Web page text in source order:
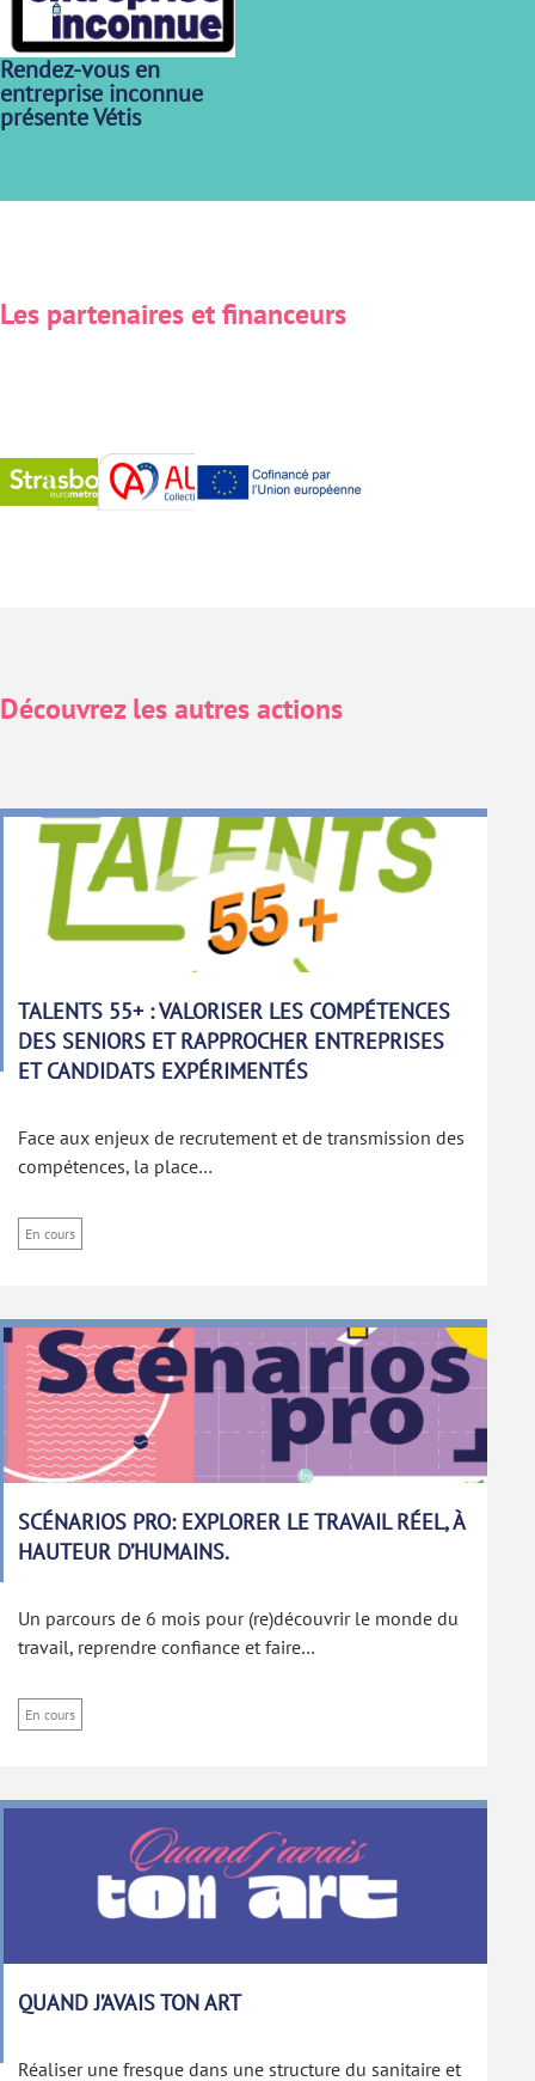
Rendez-vous en
entreprise inconnue
présente Vétis
Les partenaires et financeurs
Découvrez les autres actions
TALENTS 55+ : VALORISER LES COMPÉTENCES
DES SENIORS ET RAPPROCHER ENTREPRISES
ET CANDIDATS EXPÉRIMENTÉS
Face aux enjeux de recrutement et de transmission des
compétences, la place…
En cours
SCÉNARIOS PRO: EXPLORER LE TRAVAIL RÉEL, À
HAUTEUR D’HUMAINS.
Un parcours de 6 mois pour (re)découvrir le monde du
travail, reprendre confiance et faire…
En cours
QUAND J’AVAIS TON ART
Réaliser une fresque dans une structure du sanitaire et